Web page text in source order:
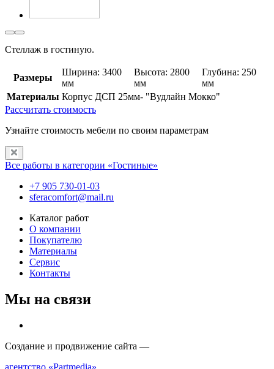
Стеллаж в гостиную.
Размеры
Ширина: 3400
мм
Высота: 2800
мм
Глубина: 250
мм
Материалы Корпус ДСП 25мм- "Вудлайн Мокко"
Рассчитать стоимость
Узнайте стоимость мебели по своим параметрам
Все работы в категории «Гостиные»
+7 905 730-01-03
sferacomfort@mail.ru
Каталог работ
О компании
Покупателю
Материалы
Сервис
Контакты
Мы на связи
Создание и продвижение сайта —
агентство «Partmedia»